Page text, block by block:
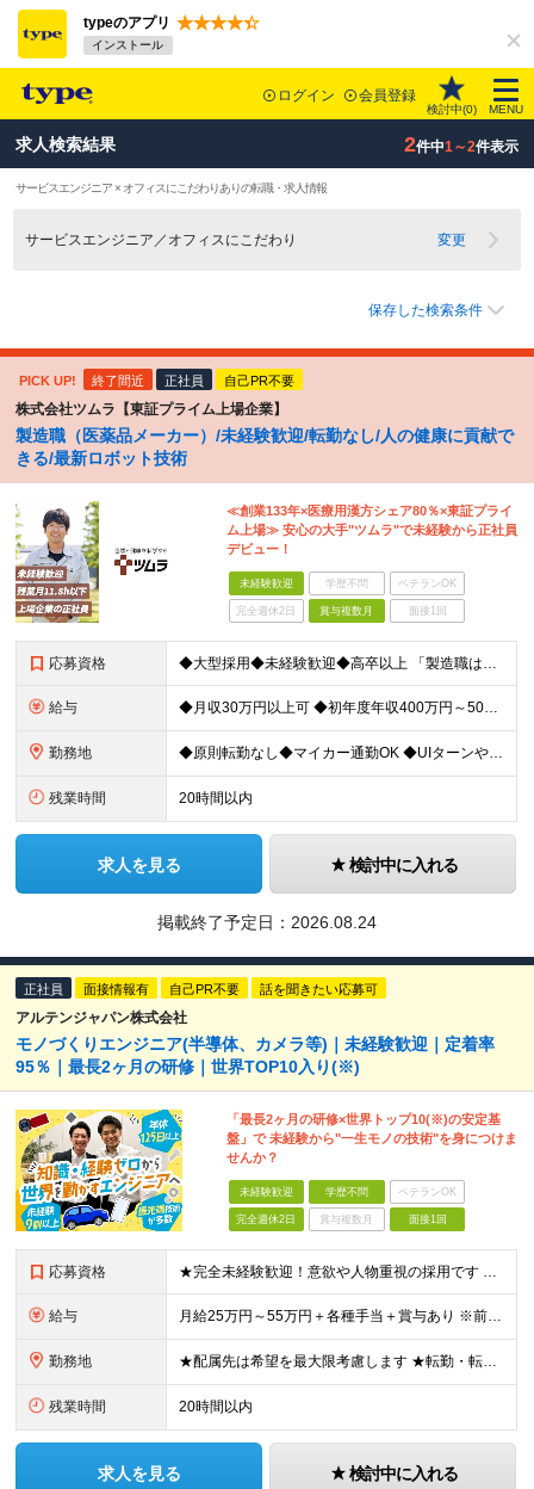
typeのアプリ
インストール
ログイン 会員登録
検討中(0) MENU
求人検索結果 2件中1～2件表示
サービスエンジニア × オフィスにこだわりありの転職・求人情報
サービスエンジニア／オフィスにこだわり 変更
保存した検索条件
PICK UP! 終了間近 正社員 自己PR不要
株式会社ツムラ【東証プライム上場企業】
製造職（医薬品メーカー）/未経験歓迎/転勤なし/人の健康に貢献で
きる/最新ロボット技術
≪創業133年×医療用漢方シェア80％×東証プライ
ム上場≫ 安心の大手"ツムラ"で未経験から正社員
デビュー！
未経験歓迎 学歴不問 ベテランOK
完全週休2日 賞与複数月 面接1回
応募資格 ◆大型採用◆未経験歓迎◆高卒以上 「製造職は初めて…」という方でも大丈夫。 イチから丁寧にお教えしますのでご安心ください。 ＼こんなアナタにピッタリ／ ◎「人の健康に貢献したい」という想いがある
給与 ◆月収30万円以上可 ◆初年度年収400万円～500万円想定 月給21万7,080円～22万7,810円＋各種手当＋賞与年2回 ★「手当」や「賞与」が手厚いため、1年目未経験でも年収400万円以上
勤務地 ◆原則転勤なし◆マイカー通勤OK ◆UIターンや移住転職歓迎。Web面接実施中 ＜茨城工場＞ 茨城県稲敷郡阿見町吉原3586 ┗クリーンで働きやすいのが魅力です。 ★豊かな自然と便利な生活環境が調
残業時間 20時間以内
求人を見る 検討中に入れる
掲載終了予定日： 2026.08.24
正社員 面接情報有 自己PR不要 話を聞きたい応募可
アルテンジャパン株式会社
モノづくりエンジニア(半導体、カメラ等)｜未経験歓迎｜定着率
95％｜最長2ヶ月の研修｜世界TOP10入り(※)
「最長2ヶ月の研修×世界トップ10(※)の安定基
盤」で 未経験から"一生モノの技術"を身につけま
せんか？
未経験歓迎 学歴不問 ベテランOK
完全週休2日 賞与複数月 面接1回
応募資格 ★完全未経験歓迎！意欲や人物重視の採用です ★文系・理系問わず歓迎いたします！ ■学歴不問 ■第二新卒歓迎 ■職種・業種・社会人未経験OK ■フリーター・社会人経験10年以上の方も歓迎 ■ブランク・
給与 月給25万円～55万円＋各種手当＋賞与あり ※前職の給与・経験・スキルなどを考慮のうえで決定します ※残業代は1分単位で全額支給します ※試用期間3ヶ月。その間の給与・待遇に差異はありません ★充実
勤務地 ★配属先は希望を最大限考慮します ★転勤・転居については相談可能です ★U・Iターン歓迎 全国の各プロジェクト先で募集します。 ＜プロジェクト先＞ ■北海道：千歳市 ■関東：埼玉県・千葉県・東京都
残業時間 20時間以内
求人を見る 検討中に入れる